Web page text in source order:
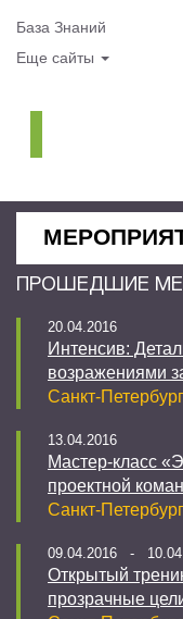
База Знаний
Еще сайты
ПРОШЕДШИЕ
20.04.2016
Интенсив:
возражениями
Санкт-Петербург
13.04.2016
Мастер-класс
проектной
Санкт-Петербург
09.04.2016 -
Открытый
прозрачные